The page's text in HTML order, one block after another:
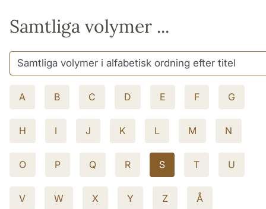
Samtliga volymer ...
A B C D E F G
H I J K L M N
O P Q R S T U
V W X Y Z Å